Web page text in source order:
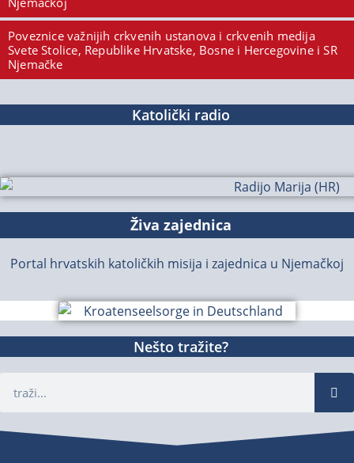
Poveznice važnijih crkvenih ustanova i crkvenih medija
Svete Stolice, Republike Hrvatske, Bosne i Hercegovine i SR
Njemačke
Katolički radio
Živa zajednica
Portal hrvatskih katoličkih misija i zajednica u Njemačkoj
Nešto tražite?